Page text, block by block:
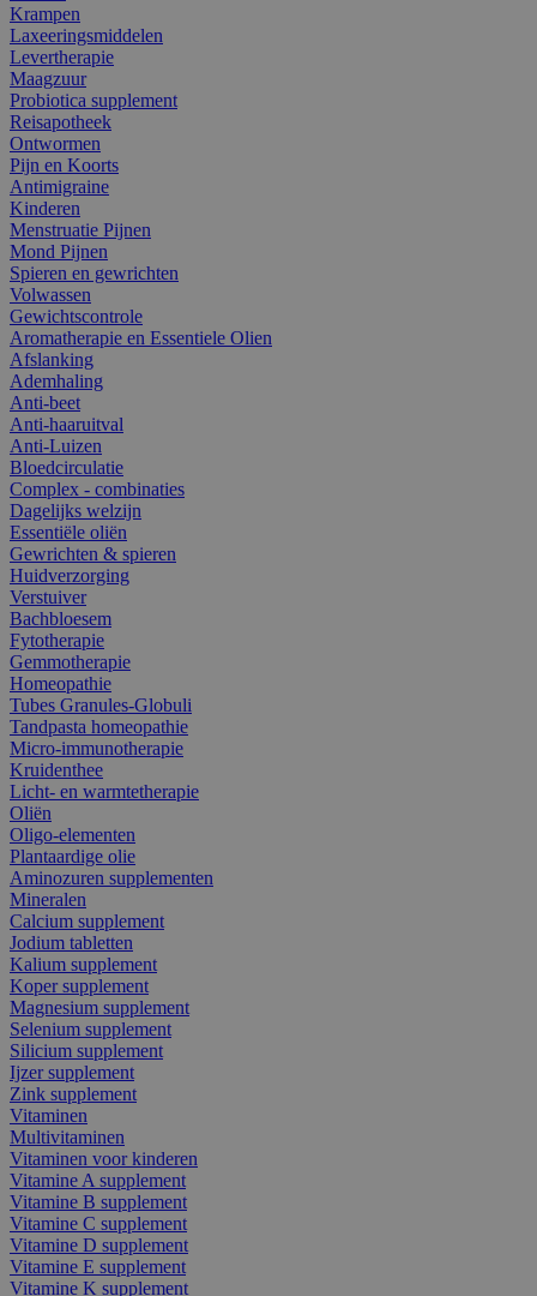
Krampen
Laxeeringsmiddelen
Levertherapie
Maagzuur
Probiotica supplement
Reisapotheek
Ontwormen
Pijn en Koorts
Antimigraine
Kinderen
Menstruatie Pijnen
Mond Pijnen
Spieren en gewrichten
Volwassen
Gewichtscontrole
Aromatherapie en Essentiele Olien
Afslanking
Ademhaling
Anti-beet
Anti-haaruitval
Anti-Luizen
Bloedcirculatie
Complex - combinaties
Dagelijks welzijn
Essentiële oliën
Gewrichten & spieren
Huidverzorging
Verstuiver
Bachbloesem
Fytotherapie
Gemmotherapie
Homeopathie
Tubes Granules-Globuli
Tandpasta homeopathie
Micro-immunotherapie
Kruidenthee
Licht- en warmtetherapie
Oliën
Oligo-elementen
Plantaardige olie
Aminozuren supplementen
Mineralen
Calcium supplement
Jodium tabletten
Kalium supplement
Koper supplement
Magnesium supplement
Selenium supplement
Silicium supplement
Ijzer supplement
Zink supplement
Vitaminen
Multivitaminen
Vitaminen voor kinderen
Vitamine A supplement
Vitamine B supplement
Vitamine C supplement
Vitamine D supplement
Vitamine E supplement
Vitamine K supplement